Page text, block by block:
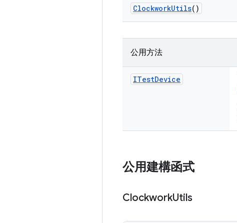
ClockworkUtils()
公用方法
ITestDevice
公用建構函式
ClockworkUtils